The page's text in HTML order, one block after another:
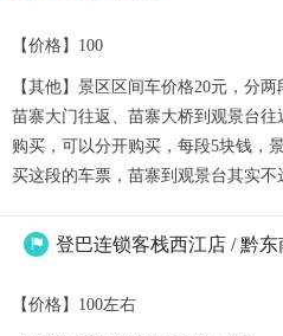
【价格】100
【其他】景区区间车价格20元，分
苗寨大门往返、苗寨大桥到观景台
购买，可以分开购买，每段5块钱，
买这段的车票，苗寨到观景台其实不
 登巴连锁客栈西江店 / 黔东
【价格】100左右